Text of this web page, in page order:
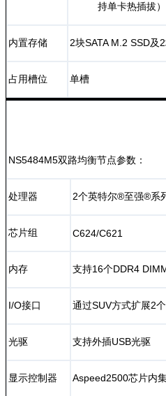
持单卡热插拔）
内置存储 2块SATA M.2 SSD及
占用槽位 单槽
NS5484M5双路均衡节点参数：
处理器 2个英特尔®至强®系
芯片组 C624/C621
内存 支持16个DDR4
I/O接口 通过SUV方式扩展2
光驱 支持外插USB光驱
显示控制器 Aspeed2500芯片内